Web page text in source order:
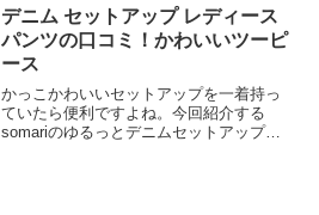
デニム セットアップ レディース
パンツの口コミ！かわいいツーピ
ース
かっこかわいいセットアップを一着持っ
ていたら便利ですよね。今回紹介する
somariのゆるっとデニムセットアップは